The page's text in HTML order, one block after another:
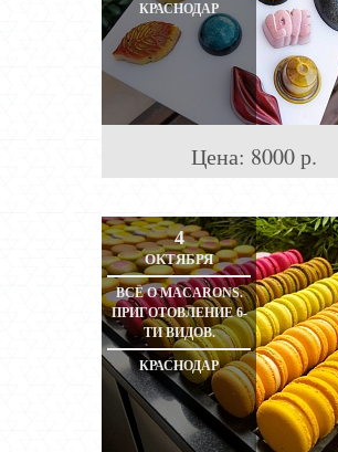
КРАСНОДАР
Цена: 8000 р.
4
ОКТЯБРЯ
ВСЁ О MACARONS.
ПРИГОТОВЛЕНИЕ 6-
ТИ ВИДОВ.
КРАСНОДАР